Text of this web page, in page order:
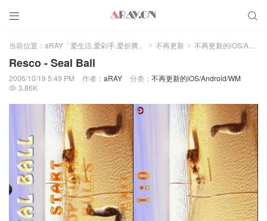
 
当前位置： aRAY「爱生活.爱剁手.爱折腾」 > 不再更新 > 不再更新的iOS/Android/WM
Resco - Seal Ball
2006/10/19 5:49 PM 作者： aRAY 分类： 不再更新的iOS/Android/WM
 3.86K